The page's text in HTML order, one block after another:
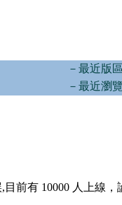
－最近版
－最近瀏
目前有 10000 人上線